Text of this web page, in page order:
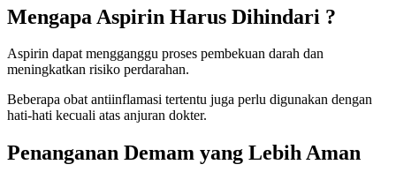
Mengapa Aspirin Harus Dihindari ?
Aspirin dapat mengganggu proses pembekuan darah dan
meningkatkan risiko perdarahan.
Beberapa obat antiinflamasi tertentu juga perlu digunakan dengan
hati-hati kecuali atas anjuran dokter.
Penanganan Demam yang Lebih Aman